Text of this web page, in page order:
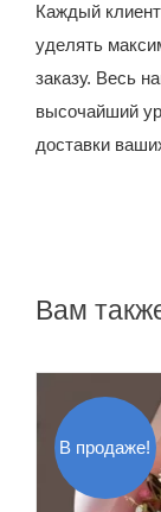
Каждый
уделять
заказу. Весь
высочайший
доставки
Вам
В продаже!